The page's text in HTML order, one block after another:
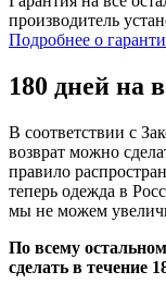
производитель
Подробнее о
180 дней на
В соответствии с
возврат можно
правило
теперь одежда в
мы не можем
По всему
сделать в течение